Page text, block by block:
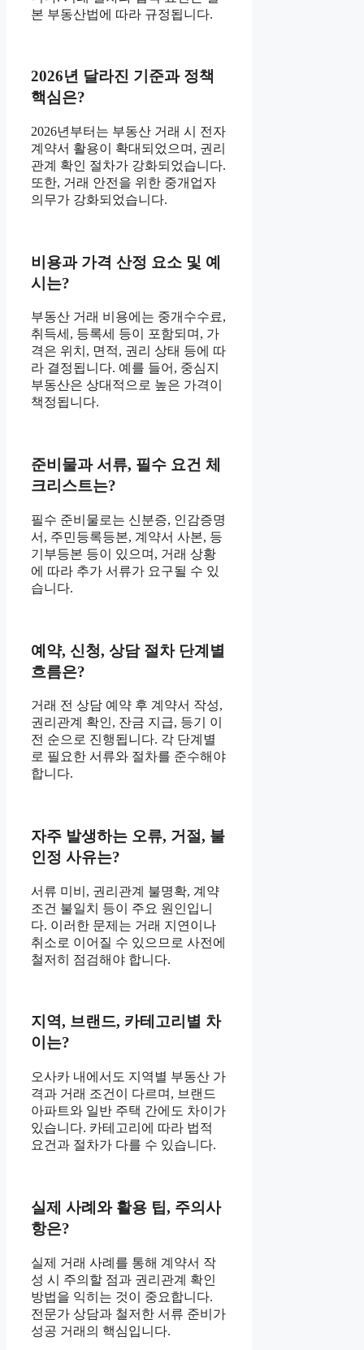
본 부동산법에 따라 규정됩니다.
2026년 달라진 기준과 정책
핵심은?
2026년부터는 부동산 거래 시 전자
계약서 활용이 확대되었으며, 권리
관계 확인 절차가 강화되었습니다.
또한, 거래 안전을 위한 중개업자
의무가 강화되었습니다.
비용과 가격 산정 요소 및 예
시는?
부동산 거래 비용에는 중개수수료,
취득세, 등록세 등이 포함되며, 가
격은 위치, 면적, 권리 상태 등에 따
라 결정됩니다. 예를 들어, 중심지
부동산은 상대적으로 높은 가격이
책정됩니다.
준비물과 서류, 필수 요건 체
크리스트는?
필수 준비물로는 신분증, 인감증명
서, 주민등록등본, 계약서 사본, 등
기부등본 등이 있으며, 거래 상황
에 따라 추가 서류가 요구될 수 있
습니다.
예약, 신청, 상담 절차 단계별
흐름은?
거래 전 상담 예약 후 계약서 작성,
권리관계 확인, 잔금 지급, 등기 이
전 순으로 진행됩니다. 각 단계별
로 필요한 서류와 절차를 준수해야
합니다.
자주 발생하는 오류, 거절, 불
인정 사유는?
서류 미비, 권리관계 불명확, 계약
조건 불일치 등이 주요 원인입니
다. 이러한 문제는 거래 지연이나
취소로 이어질 수 있으므로 사전에
철저히 점검해야 합니다.
지역, 브랜드, 카테고리별 차
이는?
오사카 내에서도 지역별 부동산 가
격과 거래 조건이 다르며, 브랜드
아파트와 일반 주택 간에도 차이가
있습니다. 카테고리에 따라 법적
요건과 절차가 다를 수 있습니다.
실제 사례와 활용 팁, 주의사
항은?
실제 거래 사례를 통해 계약서 작
성 시 주의할 점과 권리관계 확인
방법을 익히는 것이 중요합니다.
전문가 상담과 철저한 서류 준비가
성공 거래의 핵심입니다.